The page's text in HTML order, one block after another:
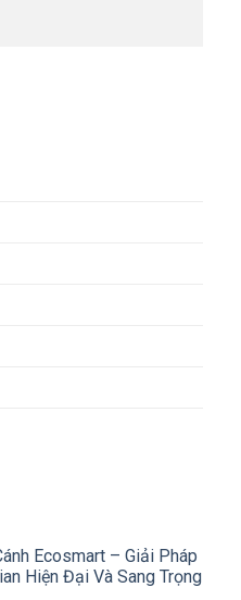
Ecosmart – Giải Pháp
Hiện Đại Và Sang Trọng